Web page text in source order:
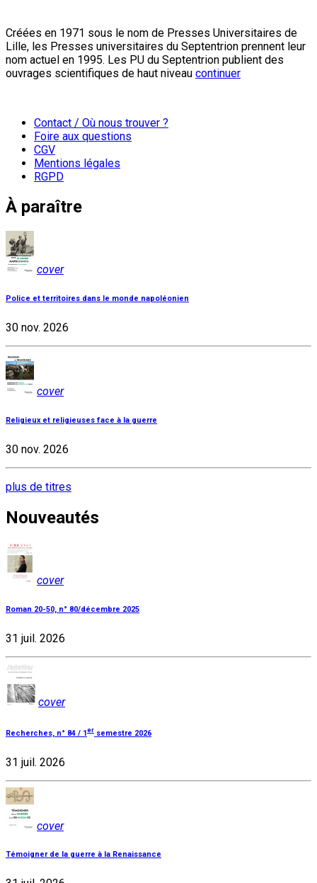
Créées en 1971 sous le nom de Presses Universitaires de
Lille, les Presses universitaires du Septentrion prennent leur
nom actuel en 1995. Les PU du Septentrion publient des
ouvrages scientifiques de haut niveau continuer
Contact / Où nous trouver ?
Foire aux questions
CGV
Mentions légales
RGPD
À paraître
cover
Police et territoires dans le monde napoléonien
30 nov. 2026
cover
Religieux et religieuses face à la guerre
30 nov. 2026
plus de titres
Nouveautés
cover
Roman 20-50, n° 80/décembre 2025
31 juil. 2026
cover
Recherches, n° 84 / 1er semestre 2026
31 juil. 2026
cover
Témoigner de la guerre à la Renaissance